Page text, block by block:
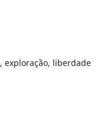
liberdade